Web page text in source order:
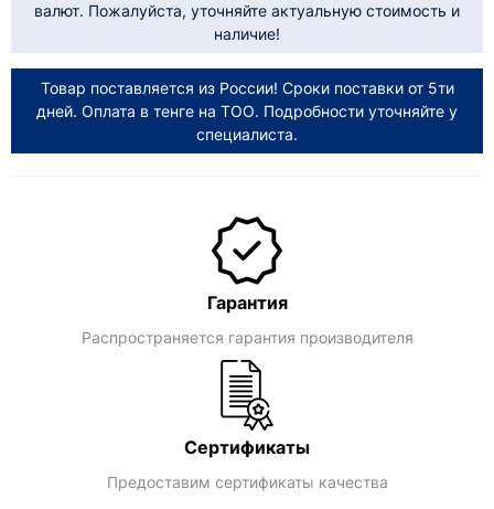
валют. Пожалуйста, уточняйте актуальную стоимость и
наличие!
Товар поставляется из России! Сроки поставки от 5ти
дней. Оплата в тенге на ТОО. Подробности уточняйте у
специалиста.
Гарантия
Распространяется гарантия производителя
Сертификаты
Предоставим сертификаты качества